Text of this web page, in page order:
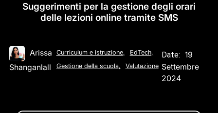
Suggerimenti per la gestione degli orari
delle lezioni online tramite SMS
Arissa
Shanganlall
Curriculum e istruzione, EdTech,
Gestione della scuola, Valutazione
Date: 19
Settembre
2024